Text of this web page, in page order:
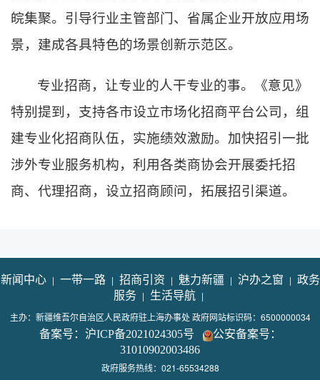
皖集聚。引导行业主管部门、省属企业开放应用场
景，建成各具特色的场景创新示范区。
专业招商，让专业的人干专业的事。《意见》
特别提到，支持各市设立市场化招商平台公司，组
建专业化招商队伍，实施绩效激励。加快招引一批
涉外专业服务机构，利用各类商协会开展委托招
商、代理招商，设立招商顾问，拓展招引渠道。
新闻中心 | 一带一路 | 招商引资 | 魅力新疆 | 沪办之窗 | 政务
服务 | 生活导航 |
主办：新疆维吾尔自治区人民政府驻上海办事处 政府网站标识码：6500000034
备案号：沪ICP备2021024305号
公安备案号：
31010902003486
政府服务热线：021-65534288